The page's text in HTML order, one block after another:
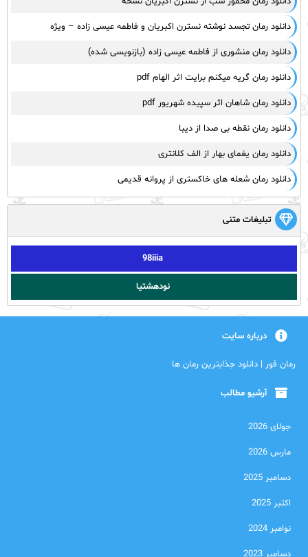
دانلود رمان تجسد نوشته نسترن اکبریان و فاطمه عیسی زاده – ویژه
دانلود رمان منشوری از فاطمه عیسی زاده (بازنویسی شده)
دانلود رمان گریه میکنم برایت اثر الهام pdf
دانلود رمان شاهان اثر سپیده شهریور pdf
دانلود رمان نقطه بی صدا از دیبا
دانلود رمان یغمای بهار از الف کلانتری
دانلود رمان شعله های خاکستری از پروانه قدیمی
تبلیغات متنی
98iiia
نودهشتیا
درباره سایت
رمان فور | دانلود جذابترین رمان ها
آرشیو مطالب
جولای 2026
مارس 2026
دسامبر 2025
اکتبر 2025
نوامبر 2024
دسامبر 2023